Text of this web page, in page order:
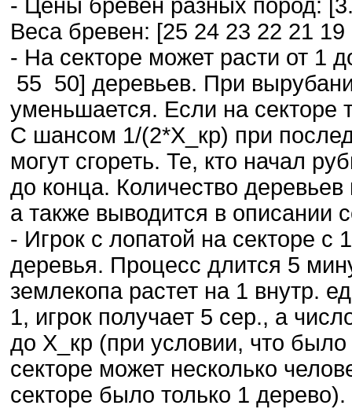
- Цены бревен разных пород:
Веса бревен: [25 24 23 22 21 19
- На секторе может расти от
55 50] деревьев. При
уменьшается. Если на секторе
С шансом 1/(2*Х_кр) при
могут сгореть. Те, кто начал
до конца. Количество
а также выводится в описании
- Игрок с лопатой на секторе
деревья. Процесс длится 5
землекопа растет на 1 внутр.
1, игрок получает 5 сер., а
до X_кр (при условии, что
секторе может несколько
секторе было только 1 дерево).